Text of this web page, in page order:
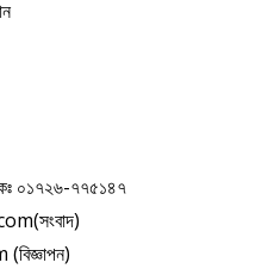
০১৭২৬-৭৭৫১৪৭